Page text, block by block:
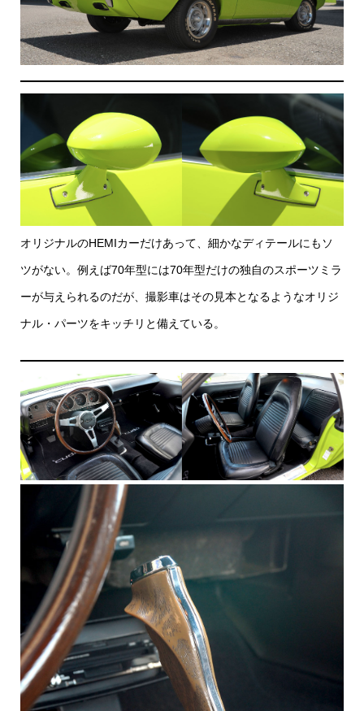
オリジナルのHEMIカーだけあって、細かなディテールにもソ
ツがない。例えば70年型には70年型だけの独自のスポーツミラ
ーが与えられるのだが、撮影車はその見本となるようなオリジ
ナル・パーツをキッチリと備えている。